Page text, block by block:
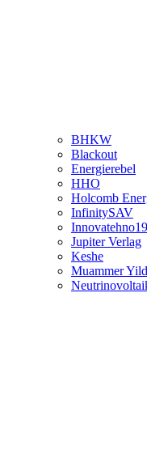
BHKW
Blackout
Energierebel
HHO
Holcomb
InfinitySAV
Jupiter Verlag
Keshe
Muammer